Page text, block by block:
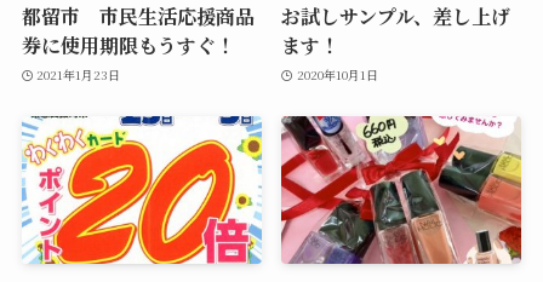
都留市 市民生活応援商品
券に使用期限もうすぐ！
2021年1月23日
お試しサンプル、差し上げ
ます！
2020年10月1日